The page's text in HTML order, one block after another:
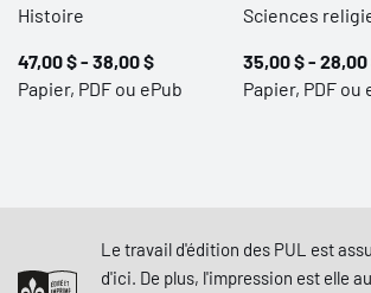
Histoire
47,00 $ - 38,00 $
Papier, PDF ou ePub
Sciences
35,00 $ - 28,00
Papier, PDF ou
Le travail d'édition des PUL est
d'ici. De plus, l'impression est elle